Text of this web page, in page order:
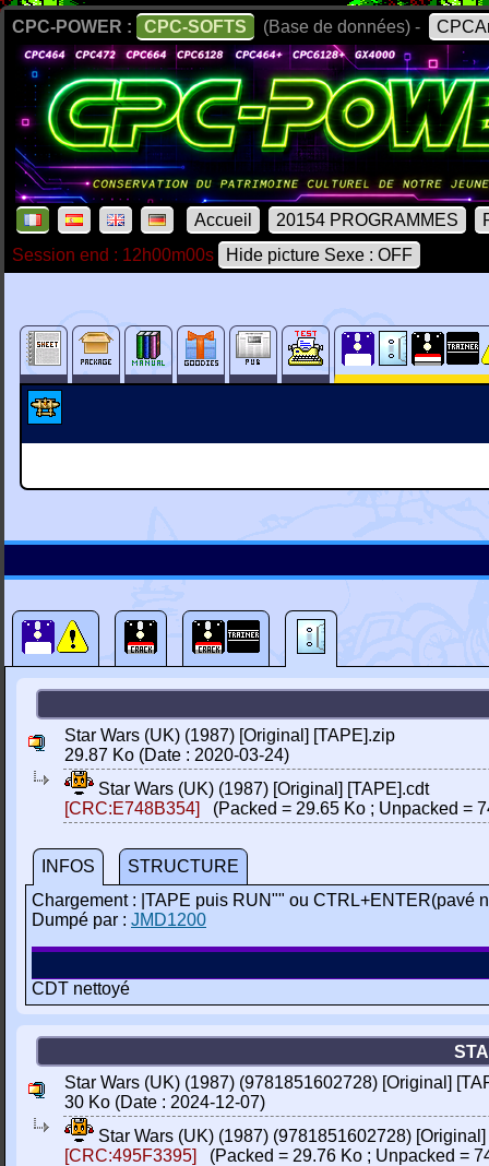
CPC-POWER : CPC-SOFTS (Base de données) -
Accueil 20154 PROGRAMMES
Session end : 12h00m00s
Hide picture Sexe : OFF
Star Wars (UK) (1987) [Original] [TAPE].zip
29.87 Ko (Date : 2020-03-24)
Star Wars (UK) (1987) [Original] [TAPE].cdt
[CRC:E748B354]
(Packed = 29.65 Ko ; Unpacked =
INFOS
STRUCTURE
Chargement : |TAPE puis RUN"" ou CTRL+ENTER(pavé
Dumpé par : JMD1200
CDT nettoyé
Star Wars (UK) (1987) (9781851602728) [Original]
30 Ko (Date : 2024-12-07)
Star Wars (UK) (1987) (9781851602728)
[CRC:495F3395]
(Packed = 29.76 Ko ; Unpacked =